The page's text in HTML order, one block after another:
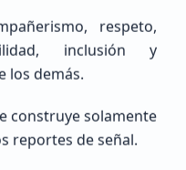
Bahía Blanca
respeto,
inclusión y
los demás.
construye solamente
reportes de señal.